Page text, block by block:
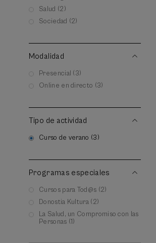
Salud (2)
Sociedad (2)
Modalidad
Presencial (3)
Online en directo (3)
Tipo de actividad
Curso de verano (3)
Programas especiales
Cursos para Tod@s (2)
Donostia Kultura (2)
La Salud, un Compromiso con las
Personas (1)